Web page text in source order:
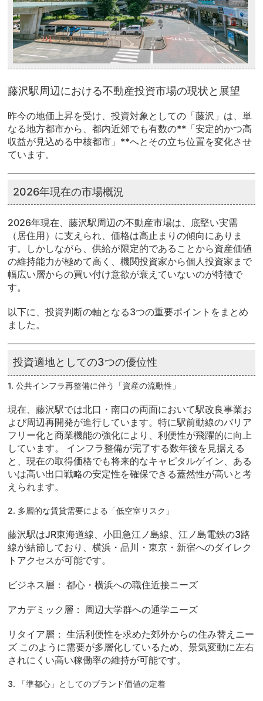
藤沢駅周辺における不動産投資市場の現状と展望
昨今の地価上昇を受け、投資対象としての「藤沢」は、単
なる地方都市から、都内近郊でも有数の**「安定的かつ高
収益が見込める中核都市」**へとその立ち位置を変化させ
ています。
2026年現在の市場概況
2026年現在、藤沢駅周辺の不動産市場は、底堅い実需
（居住用）に支えられ、価格は高止まりの傾向にありま
す。しかしながら、供給が限定的であることから資産価値
の維持能力が極めて高く、機関投資家から個人投資家まで
幅広い層からの買い付け意欲が衰えていないのが特徴で
す。
以下に、投資判断の軸となる3つの重要ポイントをまとめ
ました。
投資適地としての3つの優位性
1. 公共インフラ再整備に伴う「資産の流動性」
現在、藤沢駅では北口・南口の両面において駅改良事業お
よび周辺再開発が進行しています。特に駅前動線のバリア
フリー化と商業機能の強化により、利便性が飛躍的に向上
しています。 インフラ整備が完了する数年後を見据える
と、現在の取得価格でも将来的なキャピタルゲイン、ある
いは高い出口戦略の安定性を確保できる蓋然性が高いと考
えられます。
2. 多層的な賃貸需要による「低空室リスク」
藤沢駅はJR東海道線、小田急江ノ島線、江ノ島電鉄の3路
線が結節しており、横浜・品川・東京・新宿へのダイレク
トアクセスが可能です。
ビジネス層： 都心・横浜への職住近接ニーズ
アカデミック層： 周辺大学群への通学ニーズ
リタイア層： 生活利便性を求めた郊外からの住み替えニー
ズ このように需要が多層化しているため、景気変動に左右
されにくい高い稼働率の維持が可能です。
3. 「準都心」としてのブランド価値の定着